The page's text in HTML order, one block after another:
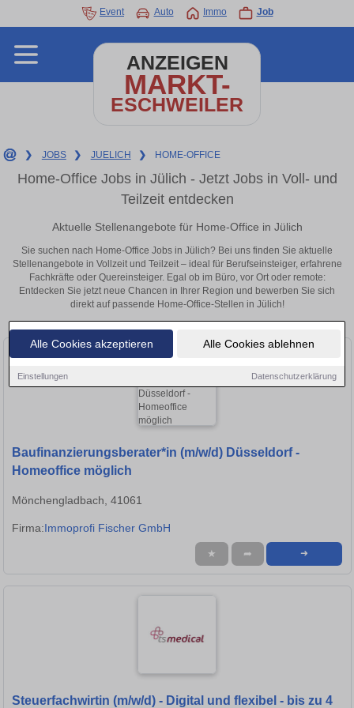
Alle Cookies akzeptieren Alle Cookies ablehnen
Einstellungen Datenschutzerklärung
Event Auto Immo Job
ANZEIGEN
MARKT-
ESCHWEILER
❯ JOBS ❯ JUELICH ❯ HOME-OFFICE
Home-Office Jobs in Jülich - Jetzt Jobs in Voll- und
Teilzeit entdecken
Aktuelle Stellenangebote für Home-Office in Jülich
Sie suchen nach Home-Office Jobs in Jülich? Bei uns finden Sie aktuelle
Stellenangebote in Vollzeit und Teilzeit – ideal für Berufseinsteiger, erfahrene
Fachkräfte oder Quereinsteiger. Egal ob im Büro, vor Ort oder remote:
Entdecken Sie jetzt neue Chancen in Ihrer Region und bewerben Sie sich
direkt auf passende Home-Office-Stellen in Jülich!
Baufinanzierungsberater*in (m/w/d) Düsseldorf -
Homeoffice möglich
Mönchengladbach, 41061
Firma:Immoprofi Fischer GmbH
★ ➦ ➜
Steuerfachwirtin (m/w/d) - Digital und flexibel - bis zu 4